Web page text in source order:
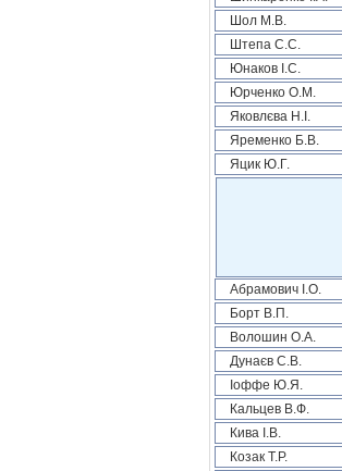
Шол М.В.
Штепа С.С.
Юнаков І.С.
Юрченко О.М.
Яковлєва Н.І.
Яременко Б.В.
Яцик Ю.Г.
Абрамович І.О.
Борт В.П.
Волошин О.А.
Дунаєв С.В.
Іоффе Ю.Я.
Кальцев В.Ф.
Кива І.В.
Козак Т.Р.